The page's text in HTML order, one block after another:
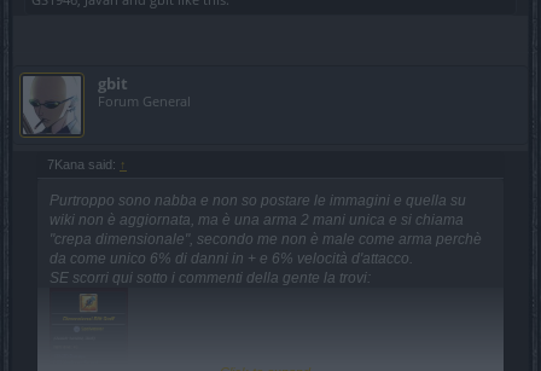
gbit
Forum General
7Kana said: ↑
Purtroppo sono nabba e non so postare le immagini e quella su
wiki non è aggiornata, ma è una arma 2 mani unica e si chiama
"crepa dimensionale", secondo me non è male come arma perchè
da come unico 6% di danni in + e 6% velocità d'attacco.
SE scorri qui sotto i commenti della gente la trovi: